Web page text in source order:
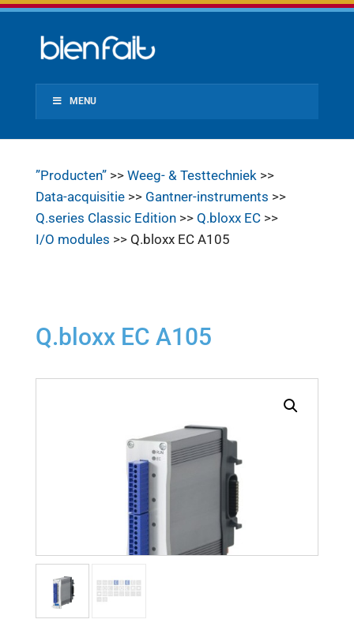
MENU
”Producten”>> Weeg- & Testtechniek>>
Data-acquisitie>> Gantner-instruments >>
Q.series Classic Edition>> Q.bloxx EC>>
I/O modules >> Q.bloxx EC A105
Q.bloxx EC A105